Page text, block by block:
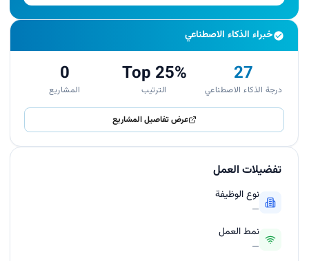
خبراء الذكاء الاصطناعي
27
درجة الذكاء الاصطناعي
Top 25%
الترتيب
0
المشاريع
عرض تفاصيل المشاريع
تفضيلات العمل
نوع الوظيفة
—
نمط العمل
—